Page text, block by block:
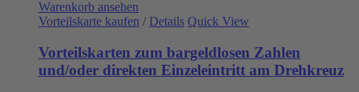
Warenkorb ansehen
Vorteilskarte kaufen / Details Quick View
Vorteilskarten zum bargeldlosen Zahlen
und/oder direkten Einzeleintritt am Drehkreuz